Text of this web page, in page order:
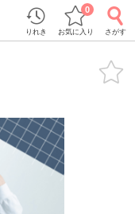
りれき お気に入り
0
さがす